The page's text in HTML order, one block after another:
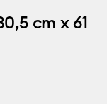
cm x 61